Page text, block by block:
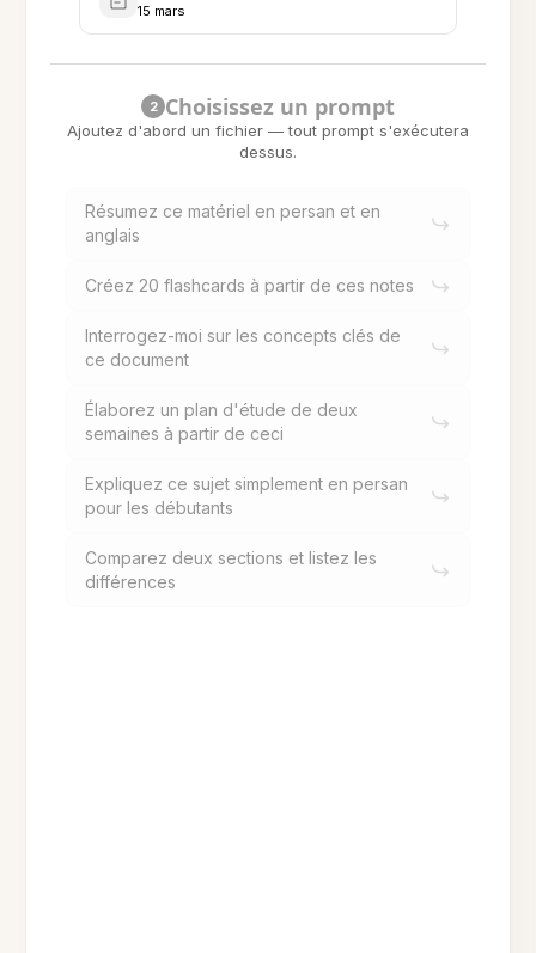
15 mars
2 Choisissez un prompt
Ajoutez d'abord un fichier — tout prompt s'exécutera
dessus.
Résumez ce matériel en persan et en
anglais
Créez 20 flashcards à partir de ces notes
Interrogez-moi sur les concepts clés de
ce document
Élaborez un plan d'étude de deux
semaines à partir de ceci
Expliquez ce sujet simplement en persan
pour les débutants
Comparez deux sections et listez les
différences